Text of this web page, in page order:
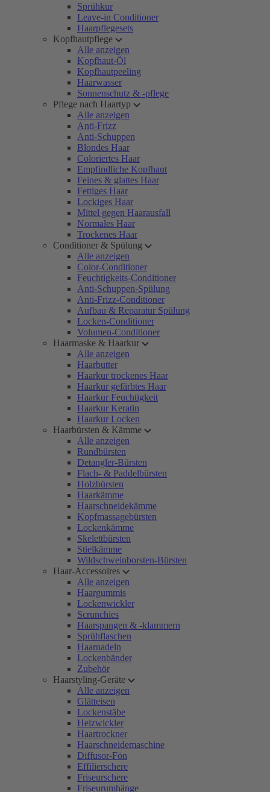
Sprühkur
Leave-in Conditioner
Haarpflegesets
Kopfhautpflege
Alle anzeigen
Kopfhaut-Öl
Kopfhautpeeling
Haarwasser
Sonnenschutz & -pflege
Pflege nach Haartyp
Alle anzeigen
Anti-Frizz
Anti-Schuppen
Blondes Haar
Coloriertes Haar
Empfindliche Kopfhaut
Feines & glattes Haar
Fettiges Haar
Lockiges Haar
Mittel gegen Haarausfall
Normales Haar
Trockenes Haar
Conditioner & Spülung
Alle anzeigen
Color-Conditioner
Feuchtigkeits-Conditioner
Anti-Schuppen-Spülung
Anti-Frizz-Conditioner
Aufbau & Reparatur Spülung
Locken-Conditioner
Volumen-Conditioner
Haarmaske & Haarkur
Alle anzeigen
Haarbutter
Haarkur trockenes Haar
Haarkur gefärbtes Haar
Haarkur Feuchtigkeit
Haarkur Keratin
Haarkur Locken
Haarbürsten & Kämme
Alle anzeigen
Rundbürsten
Detangler-Bürsten
Flach- & Paddelbürsten
Holzbürsten
Haarkämme
Haarschneidekämme
Kopfmassagebürsten
Lockenkämme
Skelettbürsten
Stielkämme
Wildschweinborsten-Bürsten
Haar-Accessoires
Alle anzeigen
Haargummis
Lockenwickler
Scrunchies
Haarspangen & -klammern
Sprühflaschen
Haarnadeln
Lockenbänder
Zubehör
Haarstyling-Geräte
Alle anzeigen
Glätteisen
Lockenstäbe
Heizwickler
Haartrockner
Haarschneidemaschine
Diffusor-Fön
Effilierschere
Friseurschere
Friseurumhänge